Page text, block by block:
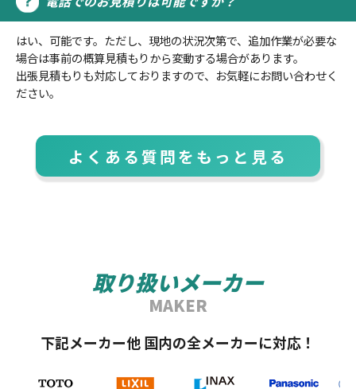
はい、可能です。ただし、現地の状況次第で、追加作業が必要な
場合は事前の概算見積もりから変動する場合があります。
出張見積もりも対応しておりますので、お気軽にお問い合わせく
ださい。
よくある質問をもっと見る
取り扱いメーカー
MAKER
下記メーカー他 国内の全メーカーに対応！